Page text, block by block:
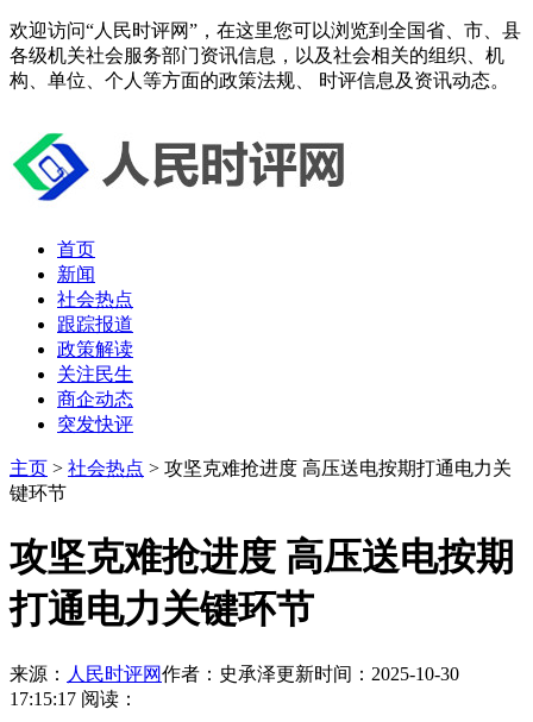
欢迎访问“人民时评网”，在这里您可以浏览到全国省、市、县
各级机关社会服务部门资讯信息，以及社会相关的组织、机
构、单位、个人等方面的政策法规、 时评信息及资讯动态。
首页
新闻
社会热点
跟踪报道
政策解读
关注民生
商企动态
突发快评
主页 > 社会热点 > 攻坚克难抢进度 高压送电按期打通电力关
键环节
攻坚克难抢进度 高压送电按期
打通电力关键环节
来源： 人民时评网作者：史承泽更新时间：2025-10-30
17:15:17 阅读：